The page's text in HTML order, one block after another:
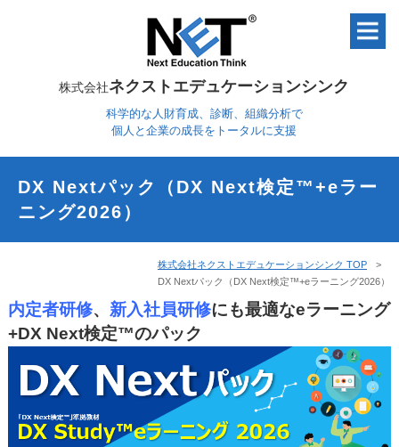
株式会社ネクストエデュケーションシンク
科学的な人財育成、診断、組織分析で
個人と企業の成長をトータルに支援
DX Nextパック（DX Next検定™+eラー
ニング2026）
株式会社ネクストエデュケーションシンク TOP
DX Nextパック（DX Next検定™+eラーニング2026）
内定者研修、 新入社員研修にも最適なeラーニング
+DX Next検定™のパック